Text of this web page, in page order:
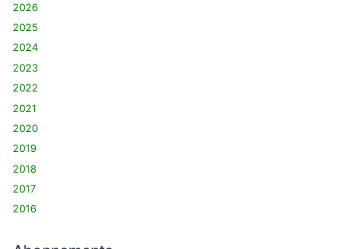
2026
2025
2024
2023
2022
2021
2020
2019
2018
2017
2016